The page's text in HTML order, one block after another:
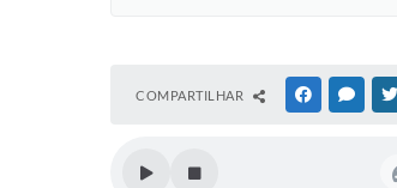
COMPARTILHAR FACEBOOK